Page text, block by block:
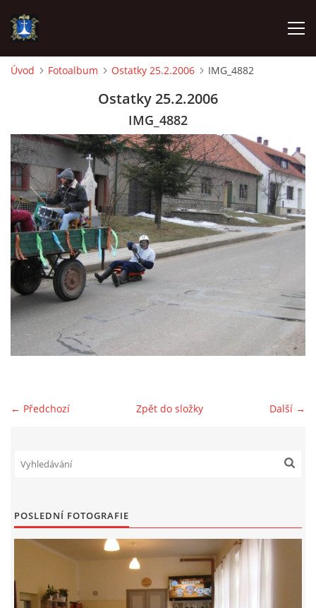
VÝJEZDY
INFORMACE JEDNOTKY »
TECHNIKA
OZNAČENÍ HASIČSKÉ TECHNIKY
HYDRANTY
PRO ČLENY (ZAMČENO)
KONTAKT
SDH Prace
PRACE
Vinohrádky 373
Úvod Fotoalbum Ostatky 25.2.2006 IMG_4882
Ostatky 25.2.2006
IMG_4882
← Předchozí Další →
Zpět do složky
POSLEDNÍ FOTOGRAFIE